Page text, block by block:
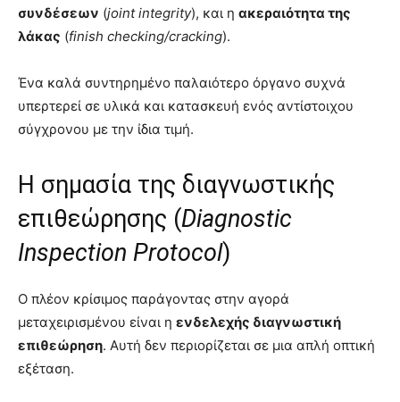
συνδέσεων (joint integrity), και η ακεραιότητα της
λάκας (finish checking/cracking).
Ένα καλά συντηρημένο παλαιότερο όργανο συχνά
υπερτερεί σε υλικά και κατασκευή ενός αντίστοιχου
σύγχρονου με την ίδια τιμή.
Η σημασία της διαγνωστικής
επιθεώρησης (Diagnostic
Inspection Protocol)
Ο πλέον κρίσιμος παράγοντας στην αγορά
μεταχειρισμένου είναι η ενδελεχής διαγνωστική
επιθεώρηση. Αυτή δεν περιορίζεται σε μια απλή οπτική
εξέταση.